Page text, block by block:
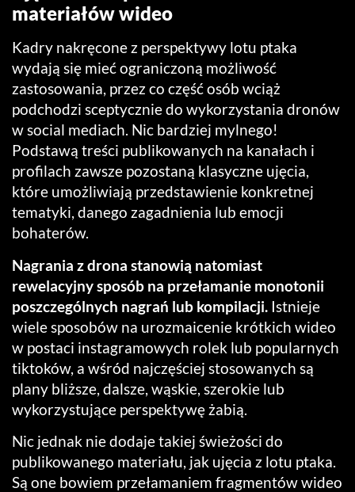
materiałów wideo
Kadry nakręcone z perspektywy lotu ptaka
wydają się mieć ograniczoną możliwość
zastosowania, przez co część osób wciąż
podchodzi sceptycznie do wykorzystania dronów
w social mediach. Nic bardziej mylnego!
Podstawą treści publikowanych na kanałach i
profilach zawsze pozostaną klasyczne ujęcia,
które umożliwiają przedstawienie konkretnej
tematyki, danego zagadnienia lub emocji
bohaterów.
Nagrania z drona stanowią natomiast
rewelacyjny sposób na przełamanie monotonii
poszczególnych nagrań lub kompilacji. Istnieje
wiele sposobów na urozmaicenie krótkich wideo
w postaci instagramowych rolek lub popularnych
tiktoków, a wśród najczęściej stosowanych są
plany bliższe, dalsze, wąskie, szerokie lub
wykorzystujące perspektywę żabią.
Nic jednak nie dodaje takiej świeżości do
publikowanego materiału, jak ujęcia z lotu ptaka.
Są one bowiem przełamaniem fragmentów wideo